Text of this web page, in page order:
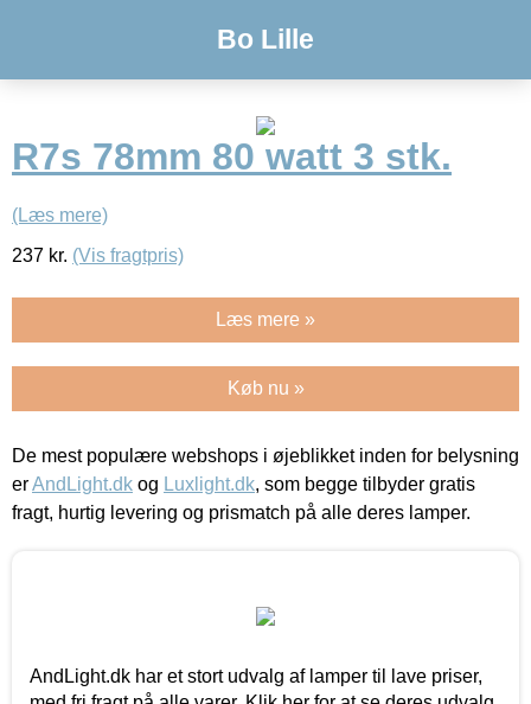
Bo Lille
R7s 78mm 80 watt 3 stk.
(Læs mere)
237 kr. (Vis fragtpris)
Læs mere »
Køb nu »
De mest populære webshops i øjeblikket inden for belysning
erAndLight.dk og Luxlight.dk, som begge tilbyder gratis
fragt, hurtig levering og prismatch på alle deres lamper.
AndLight.dk har et stort udvalg af lamper til lave priser,